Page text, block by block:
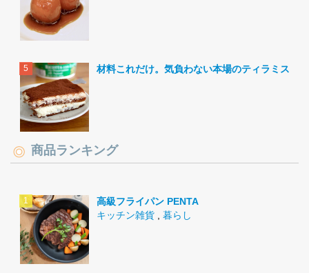
材料これだけ。気負わない本場のティラミス。
商品ランキング
高級フライパン PENTA
キッチン雑貨
暮らし